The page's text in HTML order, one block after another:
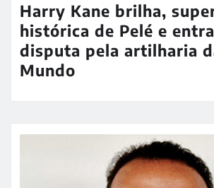
Harry Kane brilha,
histórica de Pelé e
disputa pela artilharia
Mundo